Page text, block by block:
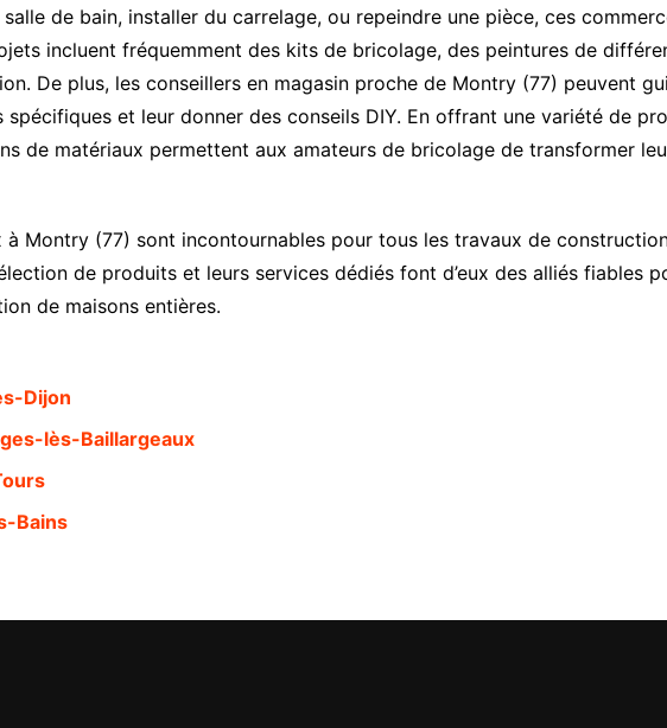
de bain, installer du carrelage, ou repeindre une pièce, ces
incluent fréquemment des kits de bricolage, des peintures de
De plus, les conseillers en magasin proche de Montry (77) peuvent
et leur donner des conseils DIY. En offrant une variété de
de matériaux permettent aux amateurs de bricolage de transformer
à Montry (77) sont incontournables pour tous les travaux de
de produits et leurs services dédiés font d’eux des alliés fiables
de maisons entières.
Dijon
lès-Baillargeaux
Bains